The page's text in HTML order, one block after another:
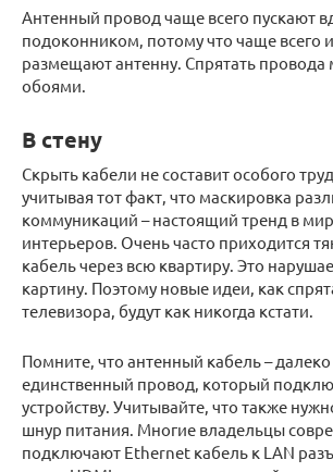
Антенный провод чаще всего пускают
подоконником, потому что чаще всего
размещают антенну. Спрятать
обоями.
В стену
Скрыть кабели не составит особого
учитывая тот факт, что маскировка
коммуникаций – настоящий тренд в
интерьеров. Очень часто приходится
кабель через всю квартиру. Это
картину. Поэтому новые идеи, как
телевизора, будут как никогда кстати.
Помните, что антенный кабель –
единственный провод, который
устройству. Учитывайте, что также
шнур питания. Многие владельцы
подключают Ethernet кабель к LAN